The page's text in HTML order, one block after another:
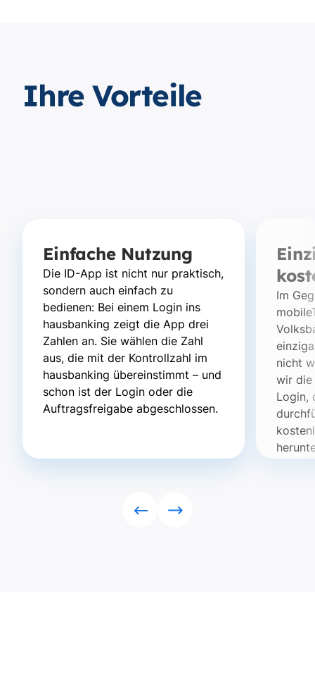
Ihre Vorteile
Einfache Nutzung
Die ID-App ist nicht nur praktisch,
sondern auch einfach zu
bedienen: Bei einem Login ins
hausbanking zeigt die App drei
Zahlen an. Sie wählen die Zahl
aus, die mit der Kontrollzahl im
hausbanking übereinstimmt – und
schon ist der Login oder die
Auftragsfreigabe abgeschlossen.
Im
nicht
wir die
Login,
RückwärtsVorwärts